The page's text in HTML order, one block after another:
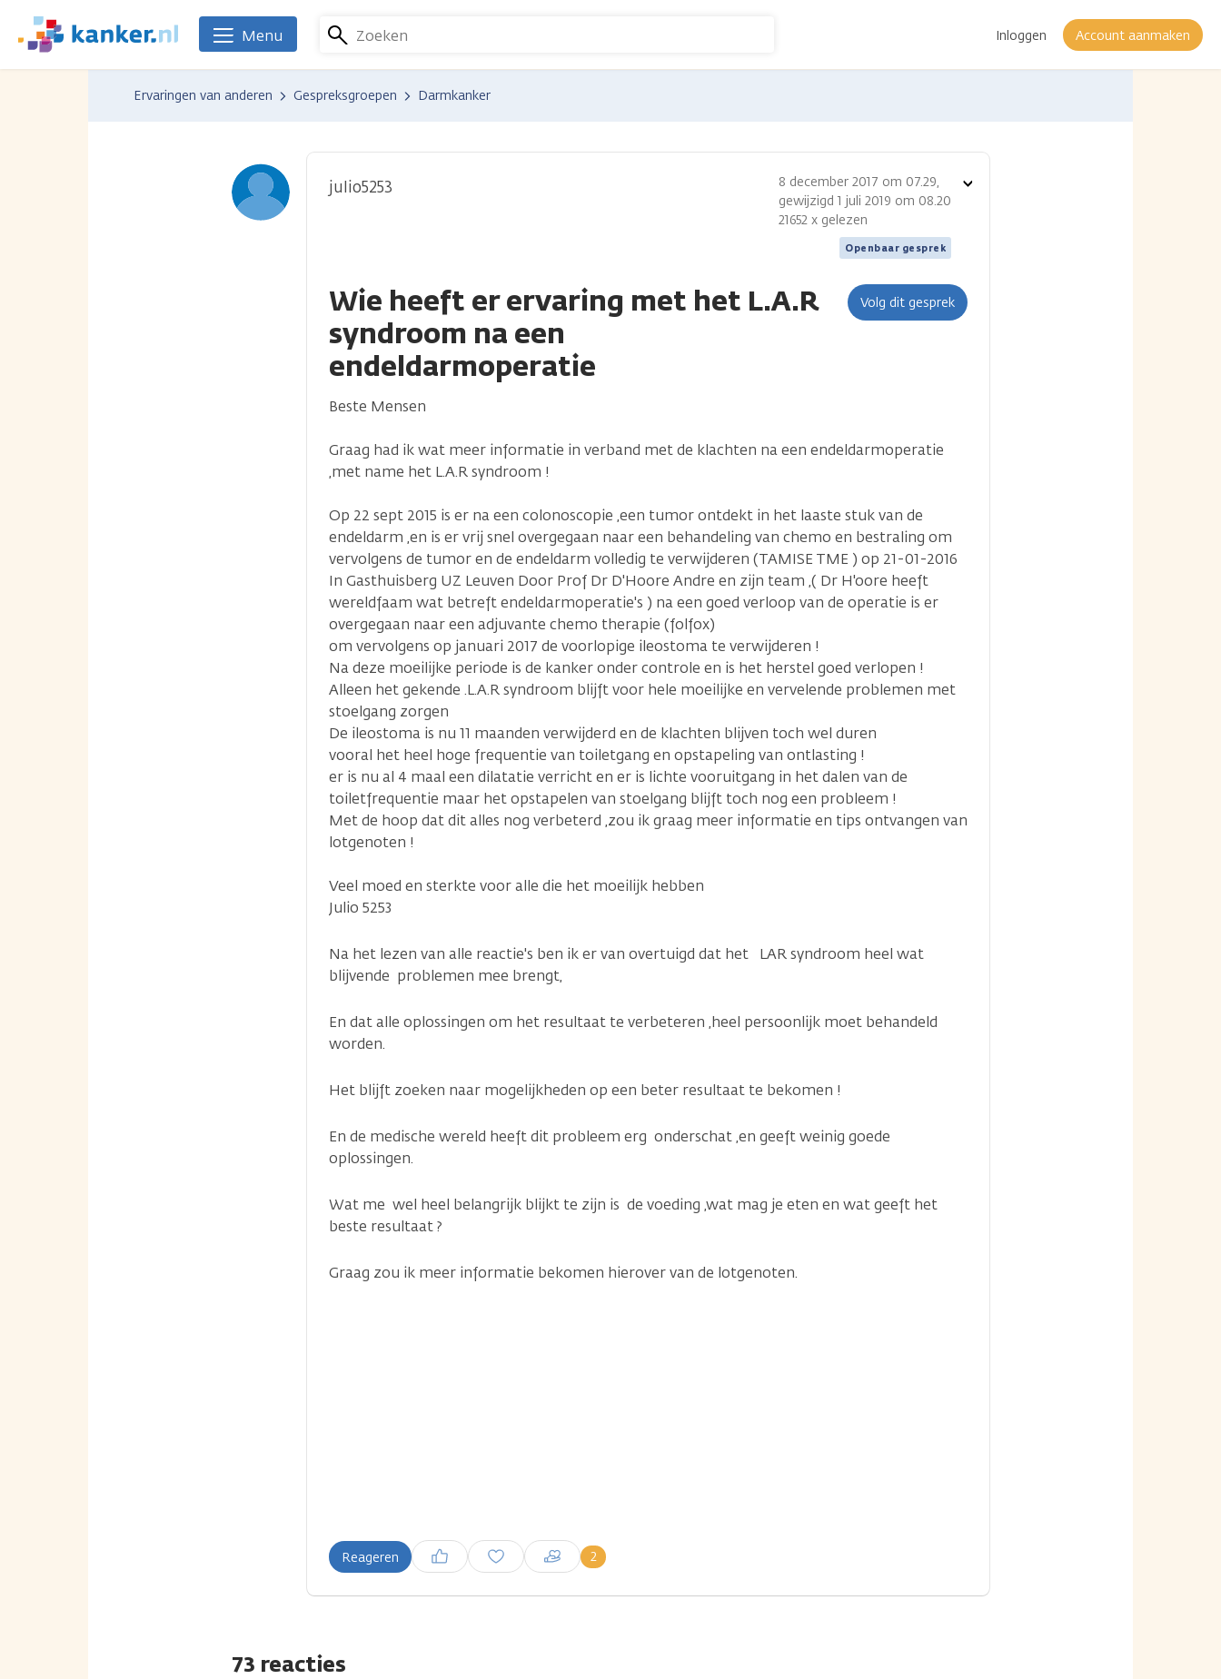
naar
We
zijn
Zoeken Inloggen Account aanmaken
Menu
Ervaringen van anderen Gespreksgroepen Darmkanker
Wie heeft er ervaring met het L.A.R
syndroom na een
endeldarmoperatie
Volg dit gesprek
julio5253
Openbaar gesprek
8 december 2017 om 07.29,
gewijzigd 1 juli 2019 om 08.20
21652 x gelezen
Beste Mensen
Graag had ik wat meer informatie in verband met de klachten na een endeldarmoperatie
,met name het L.A.R syndroom !
Op 22 sept 2015 is er na een colonoscopie ,een tumor ontdekt in het laaste stuk van de
endeldarm ,en is er vrij snel overgegaan naar een behandeling van chemo en bestraling om
vervolgens de tumor en de endeldarm volledig te verwijderen (TAMISE TME ) op 21-01-2016
In Gasthuisberg UZ Leuven Door Prof Dr D'Hoore Andre en zijn team ,( Dr H'oore heeft
wereldfaam wat betreft endeldarmoperatie's ) na een goed verloop van de operatie is er
overgegaan naar een adjuvante chemo therapie (folfox)
om vervolgens op januari 2017 de voorlopige ileostoma te verwijderen !
Na deze moeilijke periode is de kanker onder controle en is het herstel goed verlopen !
Alleen het gekende .L.A.R syndroom blijft voor hele moeilijke en vervelende problemen met
stoelgang zorgen
De ileostoma is nu 11 maanden verwijderd en de klachten blijven toch wel duren
vooral het heel hoge frequentie van toiletgang en opstapeling van ontlasting !
er is nu al 4 maal een dilatatie verricht en er is lichte vooruitgang in het dalen van de
toiletfrequentie maar het opstapelen van stoelgang blijft toch nog een probleem !
Met de hoop dat dit alles nog verbeterd ,zou ik graag meer informatie en tips ontvangen van
lotgenoten !
Veel moed en sterkte voor alle die het moeilijk hebben
Julio 5253
Na het lezen van alle reactie's ben ik er van overtuigd dat het LAR syndroom heel wat
blijvende problemen mee brengt,
En dat alle oplossingen om het resultaat te verbeteren ,heel persoonlijk moet behandeld
worden.
Het blijft zoeken naar mogelijkheden op een beter resultaat te bekomen !
En de medische wereld heeft dit probleem erg onderschat ,en geeft weinig goede
oplossingen.
Wat me wel heel belangrijk blijkt te zijn is de voeding ,wat mag je eten en wat geeft het
beste resultaat ?
Graag zou ik meer informatie bekomen hierover van de lotgenoten.
Reageren 2
Inloggen om een reactie te
plaatsen
Toon
73 reacties